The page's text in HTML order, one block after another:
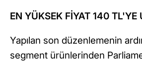
EN YÜKSEK FİYAT 140 TL'YE
Yapılan son düzenlemenin
segment ürünlerinden